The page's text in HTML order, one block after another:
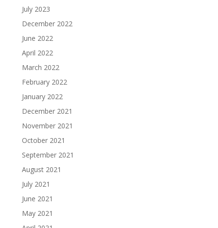
July 2023
December 2022
June 2022
April 2022
March 2022
February 2022
January 2022
December 2021
November 2021
October 2021
September 2021
August 2021
July 2021
June 2021
May 2021